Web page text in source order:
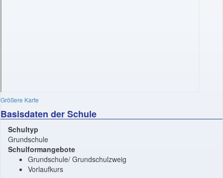
Größere Karte
Basisdaten der Schule
Schultyp
Grundschule
Schulformangebote
Grundschule/ Grundschulzweig
Vorlaufkurs